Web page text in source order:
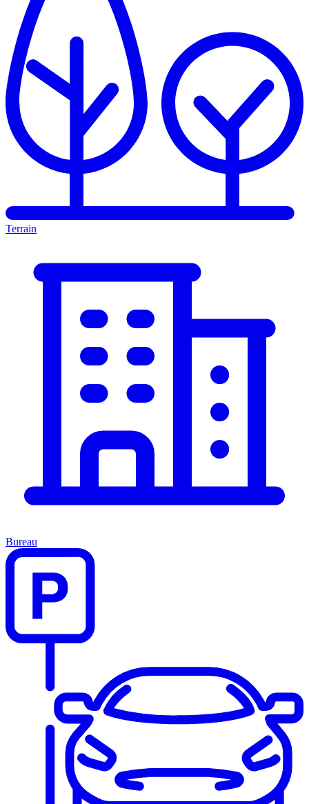
Terrain
Bureau